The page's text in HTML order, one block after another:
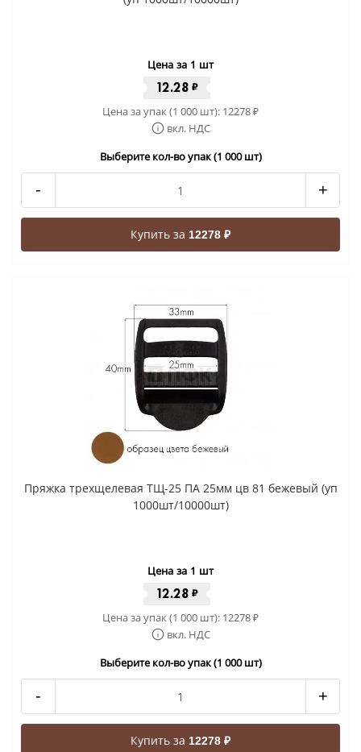
Цена за 1 шт
12.28 ₽
Цена за упак (1 000 шт): 12278₽
вкл. НДС
Выберите кол-во упак (1 000 шт)
- +
Купить за 12278 ₽
Пряжка трехщелевая ТЩ-25 ПА 25мм цв 81 бежевый (уп
1000шт/10000шт)
Цена за 1 шт
12.28 ₽
Цена за упак (1 000 шт): 12278₽
вкл. НДС
Выберите кол-во упак (1 000 шт)
- +
Купить за 12278 ₽